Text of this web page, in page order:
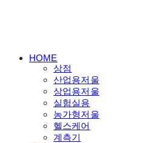
HOME
상점
산업용저울
상업용저울
실험실용
농가형저울
헬스케어
계측기